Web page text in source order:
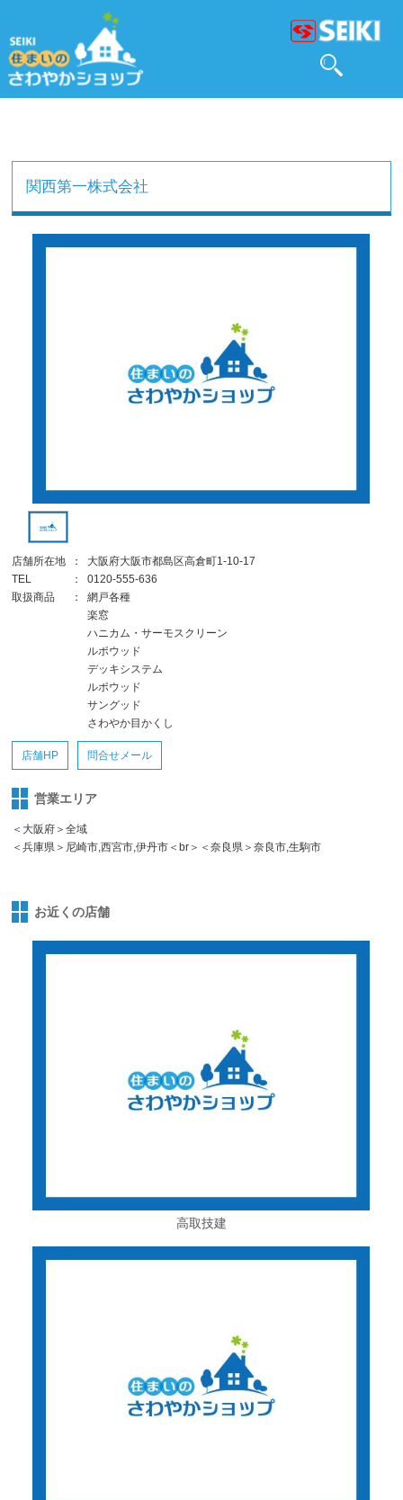
関西第一株式会社
店舗所在地 ：
大阪府大阪市都島区高倉町1-10-17
TEL
：
0120-555-636
取扱商品
：
網戸各種
楽窓
ハニカム・サーモスクリーン
ルポウッド
デッキシステム
ルポウッド
サングッド
さわやか目かくし
店舗HP 問合せメール
営業エリア
＜大阪府＞全域
＜兵庫県＞尼崎市,西宮市,伊丹市＜br＞＜奈良県＞奈良市,生駒市
お近くの店舗
高取技建